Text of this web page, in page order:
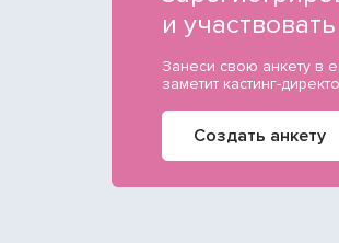
и
Занеси свою анкету в
заметит кастинг-
Создать анкету